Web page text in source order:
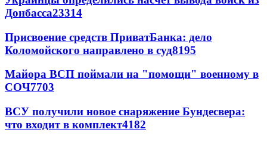
Донбасса23314
Присвоение средств ПриватБанка: дело
Коломойского направлено в суд8195
Майора ВСП поймали на "помощи" военному в
СОЧ7703
ВСУ получили новое снаряжение Бундесвера:
что входит в комплект4182